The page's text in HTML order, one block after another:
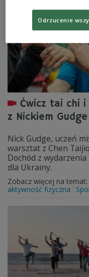
Ćwicz tai chi
z Nickiem Gudge
Nick Gudge, uczeń
warsztat z Chen
Dochód z
dla Ukrainy.
Zobacz więcej na temat:
aktywność fizyczna
Odrzucenie